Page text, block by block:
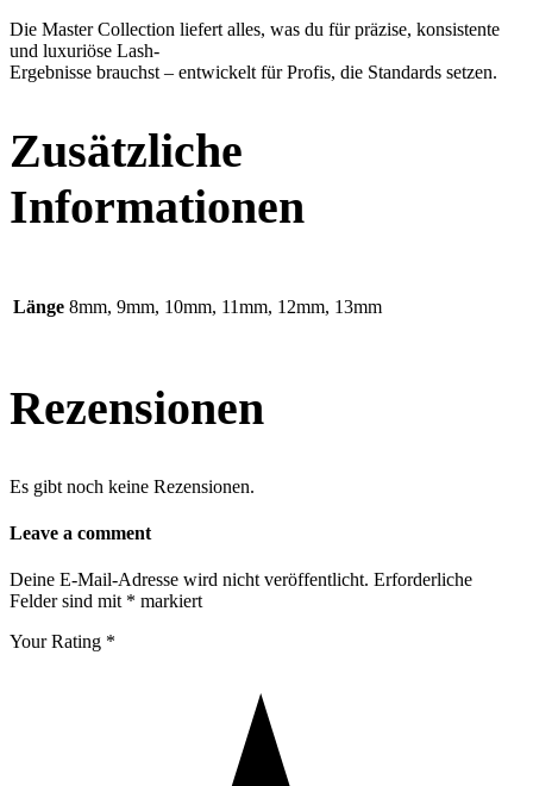
Die Master Collection liefert alles, was du für präzise, konsistente
und luxuriöse Lash-
Ergebnisse brauchst – entwickelt für Profis, die Standards setzen.
Zusätzliche
Informationen
Länge 8mm, 9mm, 10mm, 11mm, 12mm, 13mm
Rezensionen
Es gibt noch keine Rezensionen.
Leave a comment
Deine E-Mail-Adresse wird nicht veröffentlicht. Erforderliche
Felder sind mit * markiert
Your Rating *